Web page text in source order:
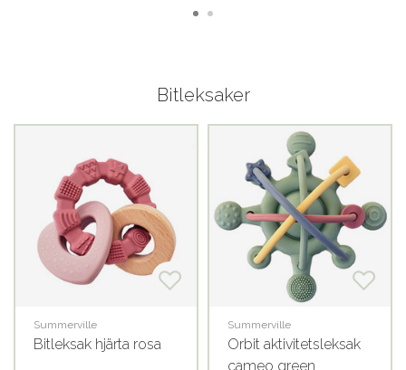
Bitleksaker
Summerville
Bitleksak hjärta rosa
Summerville
Orbit aktivitetsleksak
cameo green